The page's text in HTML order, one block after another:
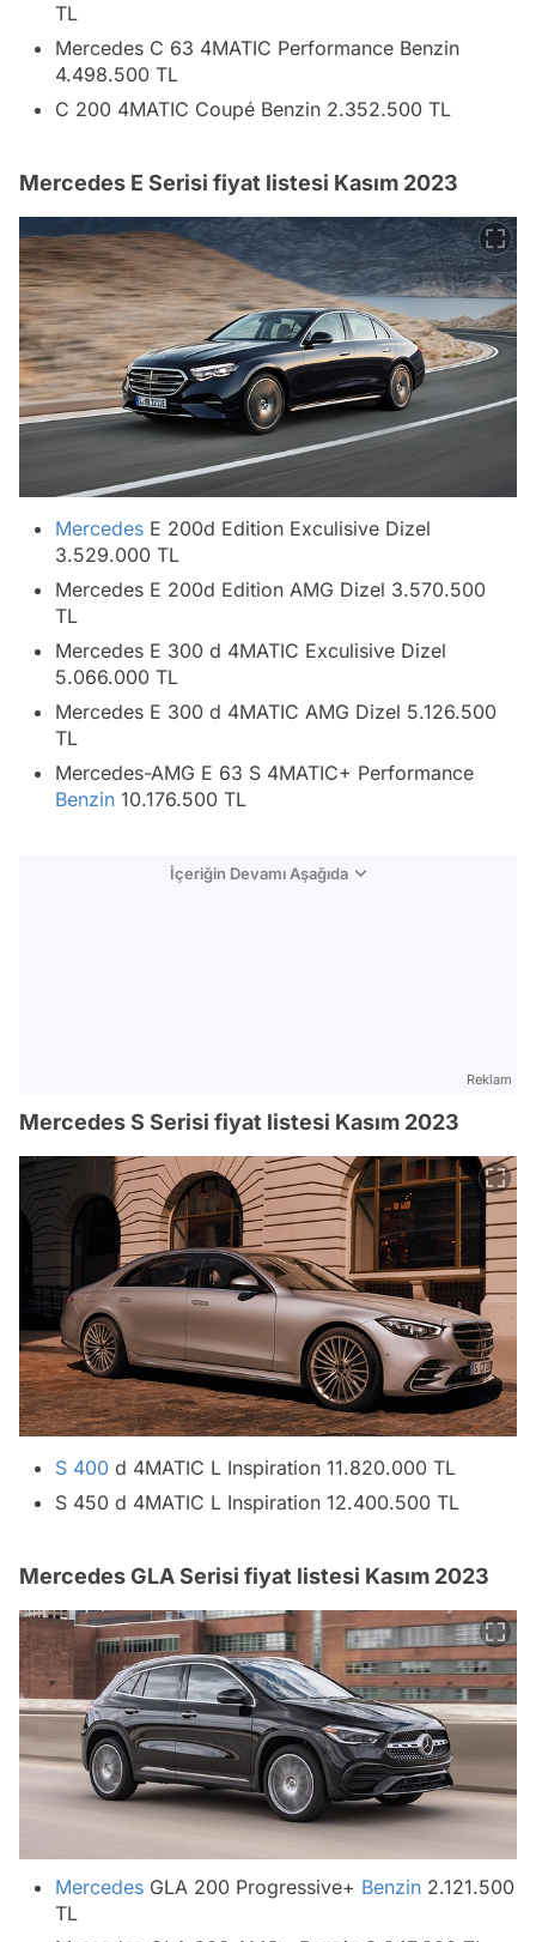
TL
Mercedes C 63 4MATIC Performance Benzin
4.498.500 TL
C 200 4MATIC Coupé Benzin 2.352.500 TL
Mercedes E Serisi fiyat listesi Kasım 2023
Mercedes E 200d Edition Exculisive Dizel
3.529.000 TL
Mercedes E 200d Edition AMG Dizel 3.570.500
TL
Mercedes E 300 d 4MATIC Exculisive Dizel
5.066.000 TL
Mercedes E 300 d 4MATIC AMG Dizel 5.126.500
TL
Mercedes-AMG E 63 S 4MATIC+ Performance
Benzin 10.176.500 TL
İçeriğin Devamı Aşağıda
Reklam
Mercedes S Serisi fiyat listesi Kasım 2023
S 400 d 4MATIC L Inspiration 11.820.000 TL
S 450 d 4MATIC L Inspiration 12.400.500 TL
Mercedes GLA Serisi fiyat listesi Kasım 2023
Mercedes GLA 200 Progressive+ Benzin 2.121.500
TL